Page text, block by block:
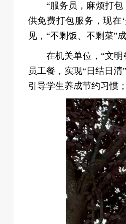
“服务员，麻烦打包！
供免费打包服务，现在
见，“不剩饭、不剩菜”
在机关单位，“文明餐
员工餐，实现“日结日
引导学生养成节约习惯